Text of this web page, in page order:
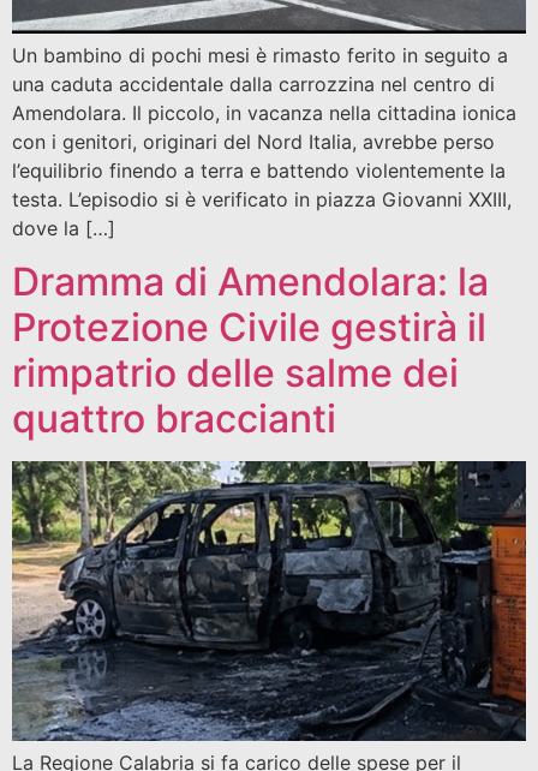
Un bambino di pochi mesi è rimasto ferito in seguito a
una caduta accidentale dalla carrozzina nel centro di
Amendolara. Il piccolo, in vacanza nella cittadina ionica
con i genitori, originari del Nord Italia, avrebbe perso
l’equilibrio finendo a terra e battendo violentemente la
testa. L’episodio si è verificato in piazza Giovanni XXIII,
dove la […]
Dramma di Amendolara: la
Protezione Civile gestirà il
rimpatrio delle salme dei
quattro braccianti
La Regione Calabria si fa carico delle spese per il